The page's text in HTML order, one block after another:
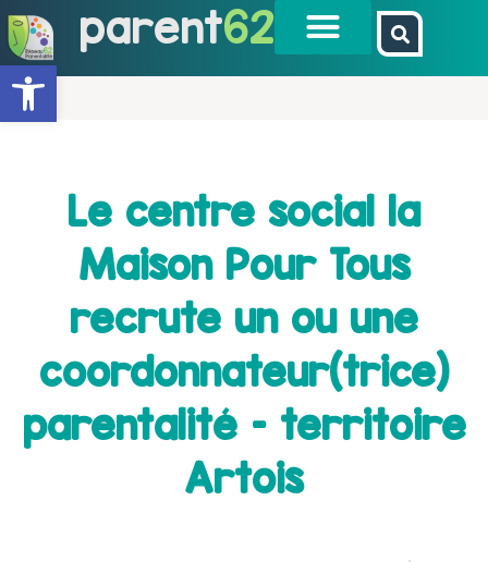
Ouvrir la barre d’outils
parent62
Le centre social la
Maison Pour Tous
recrute un ou une
coordonnateur(trice)
parentalité – territoire
Artois